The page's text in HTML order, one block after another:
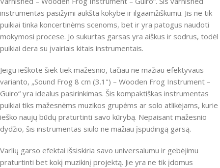
instrumentas pasižymi aukšta kokybe ir ilgaamžiškumu. Jis ne tik
puikiai tinka koncertinėms scenoms, bet ir yra patogus naudoti
mokymosi procese. Jo sukurtas garsas yra aiškus ir sodrus, todėl
puikiai dera su įvairiais kitais instrumentais.
Jeigu ieškote šiek tiek mažesnio, tačiau ne mažiau efektyvaus
varianto, „Sound Frog 8 cm (3.1") – Wooden Frog Instrument –
Guiro“ yra idealus pasirinkimas. Šis kompaktiškas instrumentas
puikiai tiks mažesnėms muzikos grupėms ar solo atlikėjams, kurie
ieško naujų būdų praturtinti savo kūrybą. Nepaisant mažesnio
dydžio, šis instrumentas siūlo ne mažiau įspūdingą garsą.
Varlių garso efektai išsiskiria savo universalumu ir gebėjimu
praturtinti bet kokį muzikinį projektą. Jie yra ne tik įdomus